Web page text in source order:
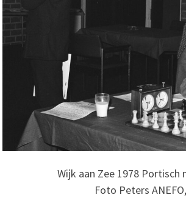
Wijk aan Zee 1978
Foto Peters